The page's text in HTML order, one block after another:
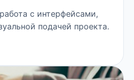
с интерфейсами,
подачей проекта.